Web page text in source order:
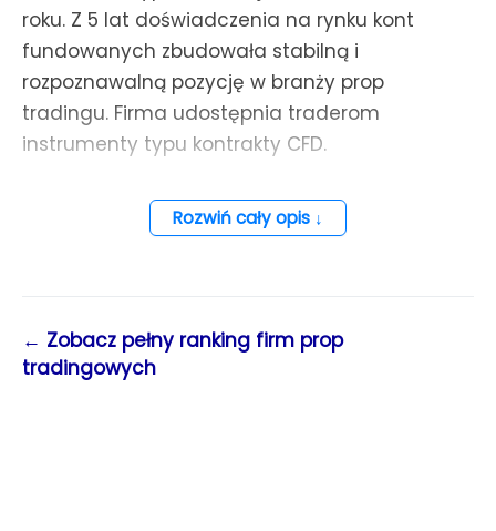
roku. Z 5 lat doświadczenia na rynku kont
fundowanych zbudowała stabilną i
rozpoznawalną pozycję w branży prop
tradingu. Firma udostępnia traderom
instrumenty typu kontrakty CFD.
Oferta handlowa obejmuje następujące klasy
aktywów: FX, Metale, Indeksy, Energia, Krypto,
Maksymalna alokacja kapitału, jaką może
uzyskać trader, wynosi 1 400 000 USD.
Rozwiń cały opis ↓
← Zobacz pełny ranking firm prop
tradingowych